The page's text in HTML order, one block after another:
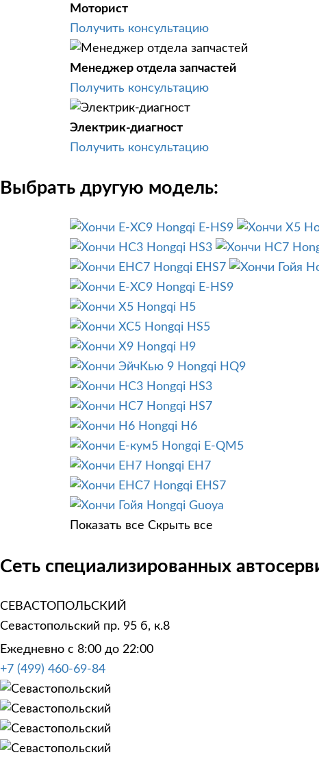
Моторист
Получить консультацию
Менеджер отдела запчастей
Получить консультацию
Электрик-диагност
Получить консультацию
Выбрать другую модель:
Hongqi E-HS9
Hongqi HS3
Hongqi EHS7
Hongqi E-HS9
Hongqi H5
Hongqi HS5
Hongqi H9
Hongqi HQ9
Hongqi HS3
Hongqi HS7
Hongqi H6
Hongqi E-QM5
Hongqi EH7
Hongqi EHS7
Hongqi Guoya
Показать все Скрыть все
Сеть специализированных
СЕВАСТОПОЛЬСКИЙ
Севастопольский пр. 95 б, к.8
Ежедневно с 8:00 до 22:00
+7 (499) 460-69-84